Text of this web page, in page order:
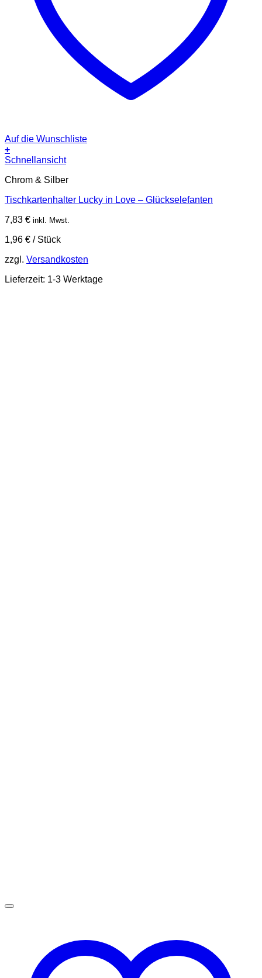
Auf die Wunschliste
+
Schnellansicht
Chrom & Silber
Tischkartenhalter Lucky in Love – Glückselefanten
7,83 € inkl. Mwst.
1,96 € / Stück
zzgl. Versandkosten
Lieferzeit: 1-3 Werktage